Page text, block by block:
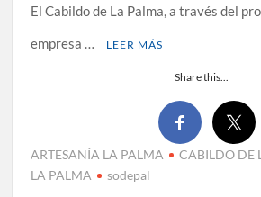
El Cabildo de La Palma, a través del
empresa …
LEER MÁS
Share this...
ARTESANÍA LA PALMA CABILDO DE
LA PALMA
sodepal